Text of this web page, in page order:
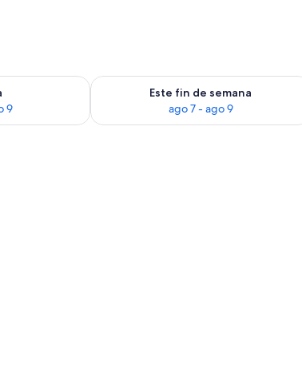
9
para mañana ago 8 - ago 9
Este fin de semana
ago 7 - ago 9
Consulta la disponibilidad para este
o 2 individuales | Caja de seguridad en la habitación y